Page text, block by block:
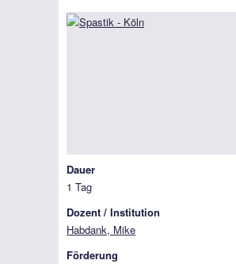
Dauer
1 Tag
Dozent / Institution
Habdank, Mike
Förderung